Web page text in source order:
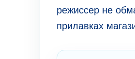
режиссер не
прилавках